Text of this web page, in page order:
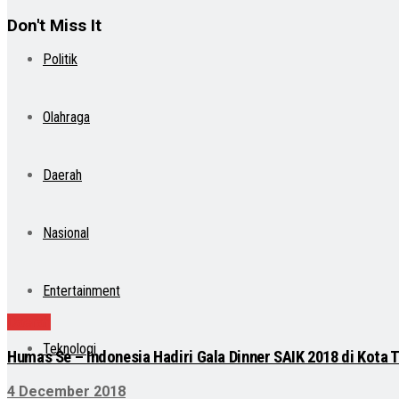
Politik
Olahraga
Daerah
Nasional
Entertainment
Teknologi
Don't Miss It
Humas Se – Indonesia Hadiri Gala Dinner SAIK 2018 di Kota
4 December 2018